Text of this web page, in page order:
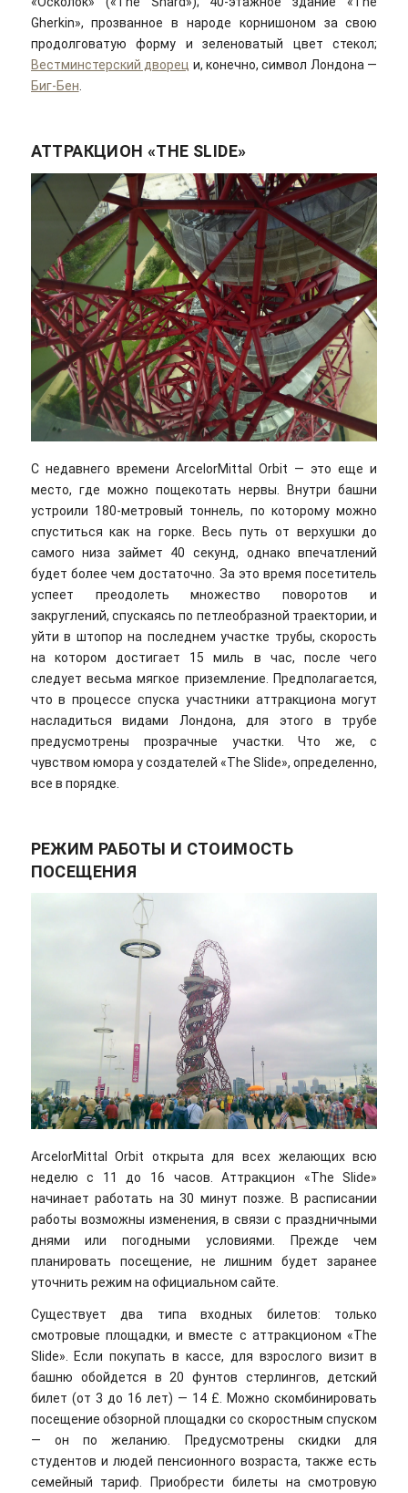
Gherkin», прозванное в народе корнишоном за свою
продолговатую форму и зеленоватый цвет стекол;
Вестминстерский дворец и, конечно, символ Лондона —
Биг-Бен.
АТТРАКЦИОН «THE SLIDE»
С недавнего времени ArcelorMittal Orbit — это еще и
место, где можно пощекотать нервы. Внутри башни
устроили 180-метровый тоннель, по которому можно
спуститься как на горке. Весь путь от верхушки до
самого низа займет 40 секунд, однако впечатлений
будет более чем достаточно. За это время посетитель
успеет преодолеть множество поворотов и
закруглений, спускаясь по петлеобразной траектории, и
уйти в штопор на последнем участке трубы, скорость
на котором достигает 15 миль в час, после чего
следует весьма мягкое приземление. Предполагается,
что в процессе спуска участники аттракциона могут
насладиться видами Лондона, для этого в трубе
предусмотрены прозрачные участки. Что же, с
чувством юмора у создателей «The Slide», определенно,
все в порядке.
РЕЖИМ РАБОТЫ И СТОИМОСТЬ
ПОСЕЩЕНИЯ
ArcelorMittal Orbit открыта для всех желающих всю
неделю с 11 до 16 часов. Аттракцион «The Slide»
начинает работать на 30 минут позже. В расписании
работы возможны изменения, в связи с праздничными
днями или погодными условиями. Прежде чем
планировать посещение, не лишним будет заранее
уточнить режим на официальном сайте.
Существует два типа входных билетов: только
смотровые площадки, и вместе с аттракционом «The
Slide». Если покупать в кассе, для взрослого визит в
башню обойдется в 20 фунтов стерлингов, детский
билет (от 3 до 16 лет) — 14 £. Можно скомбинировать
посещение обзорной площадки со скоростным спуском
— он по желанию. Предусмотрены скидки для
студентов и людей пенсионного возраста, также есть
семейный тариф. Приобрести билеты на смотровую